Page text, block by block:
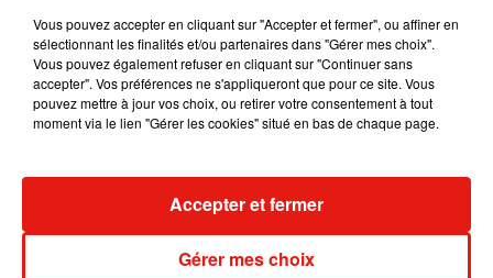
la France où il déploie sur scène toute son énergie, il revient
en grande forme avec la ferme intention de gagner.
Si les équipes d’Itv Studios France préparent activement
cette saison 9 qui réserve encore de nombreuses surprises
inscriptions pour le casting sont toujours ouvertes
Vous pouvez accepter en cliquant sur "Accepter et fermer", ou affiner en
sélectionnant les finalités et/ou partenaires dans "Gérer mes choix".
Vous pouvez également refuser en cliquant sur "Continuer sans
accepter". Vos préférences ne s'appliqueront que pour ce site. Vous
pouvez mettre à jour vos choix, ou retirer votre consentement à tout
moment via le lien "Gérer les cookies" situé en bas de chaque page.
Gérer mes choix
Accepter et fermer